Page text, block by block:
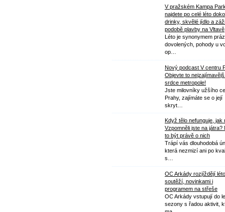
V pražském Kampa
najdete po celé léto
drinky, skvělé jídlo a
podobě plavby na Vltavě
Léto je synonymem
dovolených, pohody u
op…
Nový podcast V centru
Objevte to
srdce metropole!
Jste milovníky užšího
Prahy, zajímáte se o její
skryt…
Když tělo nefunguje, jak
Vzpomněli jste na játra?
to být právě o nich
Trápí vás dlouhodobá
která nezmizí ani po
s…
OC Arkády rozjíždějí léto
soutěží, novinkami i
programem na střeše
OC Arkády vstupují do
sezony s řadou aktivit,